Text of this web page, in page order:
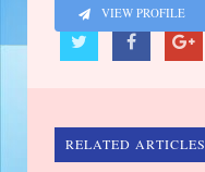
VIEW PROFILE
RELATED ARTICLES